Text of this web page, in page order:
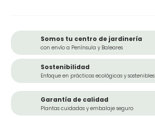
Somos tu centro de jardinería
con envío a Península y Baleares
Sostenibilidad
Enfoque en prácticas ecológicas y sostenibles
Garantía de calidad
Plantas cuidadas y embalaje seguro